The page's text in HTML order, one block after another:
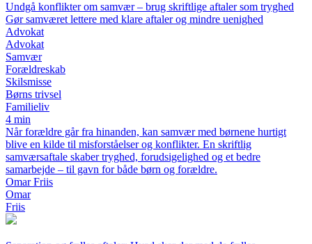
Undgå konflikter om samvær – brug skriftlige aftaler som tryghed
Gør samværet lettere med klare aftaler og mindre uenighed
Advokat
Advokat
Samvær
Forældreskab
Skilsmisse
Børns trivsel
Familieliv
4 min
Når forældre går fra hinanden, kan samvær med børnene hurtigt
blive en kilde til misforståelser og konflikter. En skriftlig
samværsaftale skaber tryghed, forudsigelighed og et bedre
samarbejde – til gavn for både børn og forældre.
Omar Friis
Omar
Friis